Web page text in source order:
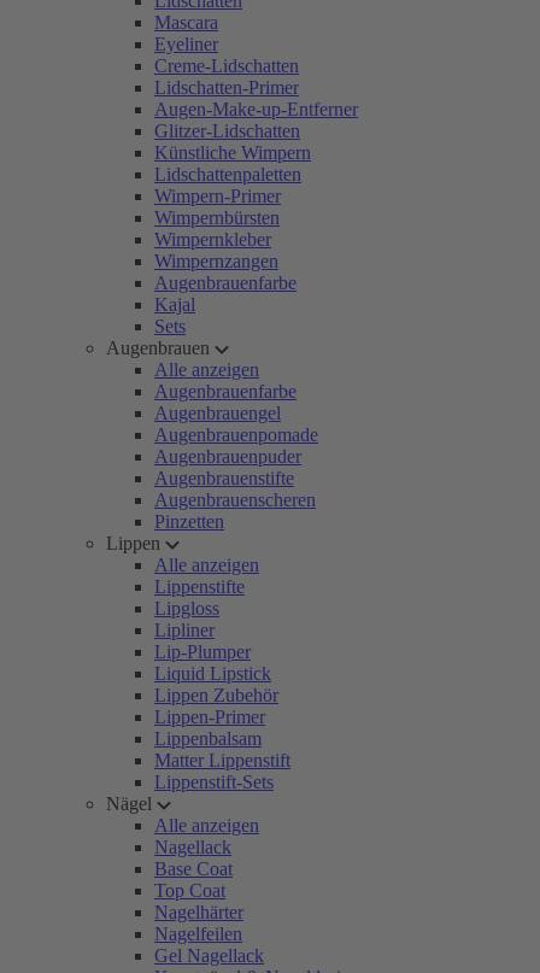
Mascara
Eyeliner
Creme-Lidschatten
Lidschatten-Primer
Augen-Make-up-Entferner
Glitzer-Lidschatten
Künstliche Wimpern
Lidschattenpaletten
Wimpern-Primer
Wimpernbürsten
Wimpernkleber
Wimpernzangen
Augenbrauenfarbe
Kajal
Sets
Augenbrauen
Alle anzeigen
Augenbrauenfarbe
Augenbrauengel
Augenbrauenpomade
Augenbrauenpuder
Augenbrauenstifte
Augenbrauenscheren
Pinzetten
Lippen
Alle anzeigen
Lippenstifte
Lipgloss
Lipliner
Lip-Plumper
Liquid Lipstick
Lippen Zubehör
Lippen-Primer
Lippenbalsam
Matter Lippenstift
Lippenstift-Sets
Nägel
Alle anzeigen
Nagellack
Base Coat
Top Coat
Nagelhärter
Nagelfeilen
Gel Nagellack